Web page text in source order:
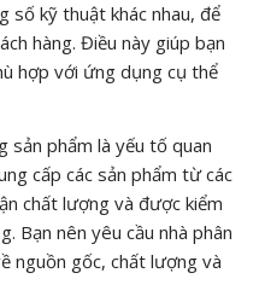
số kỹ thuật khác nhau, để
hàng. Điều này giúp bạn
hợp với ứng dụng cụ thể
sản phẩm là yếu tố quan
cấp các sản phẩm từ các
chất lượng và được kiểm
Bạn nên yêu cầu nhà phân
nguồn gốc, chất lượng và